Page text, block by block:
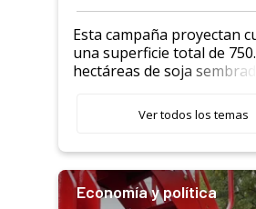
Esta campaña proyectan
una superficie total de
hectáreas de soja
variedades que marcan un
salto tecnológico en
Ver todos los temas
Economía y política